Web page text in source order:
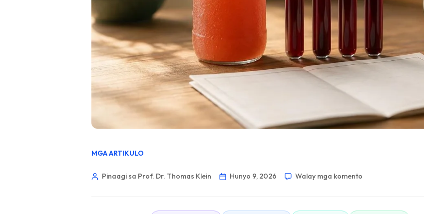
MGA ARTIKULO
Pinaagi sa Prof. Dr. Thomas Klein Hunyo 9, 2026 Walay mga komento